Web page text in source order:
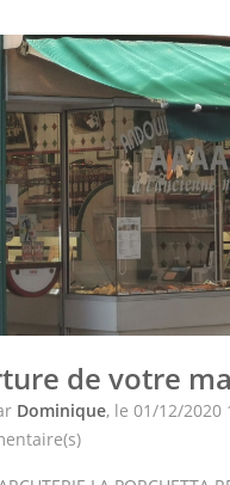
de votre
Dominique, le 01/12/2020